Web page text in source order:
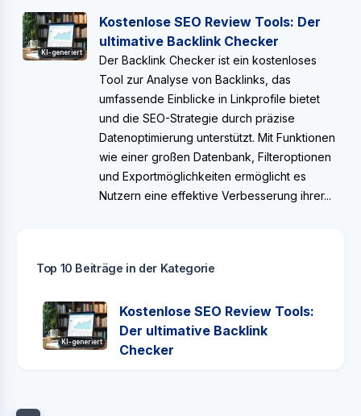
KI-generiert
Kostenlose SEO Review Tools: Der
ultimative Backlink Checker
Der Backlink Checker ist ein kostenloses
Tool zur Analyse von Backlinks, das
umfassende Einblicke in Linkprofile bietet
und die SEO-Strategie durch präzise
Datenoptimierung unterstützt. Mit Funktionen
wie einer großen Datenbank, Filteroptionen
und Exportmöglichkeiten ermöglicht es
Nutzern eine effektive Verbesserung ihrer...
Top 10 Beiträge in der Kategorie
KI-generiert
Kostenlose SEO Review Tools:
Der ultimative Backlink
Checker